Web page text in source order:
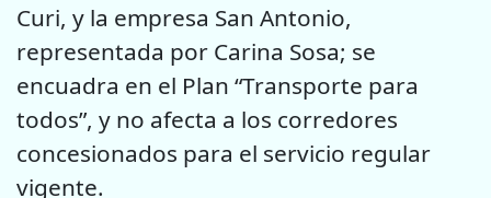
Curi, y la empresa San Antonio,
representada por Carina Sosa; se
encuadra en el Plan “Transporte para
todos”, y no afecta a los corredores
concesionados para el servicio regular
vigente.